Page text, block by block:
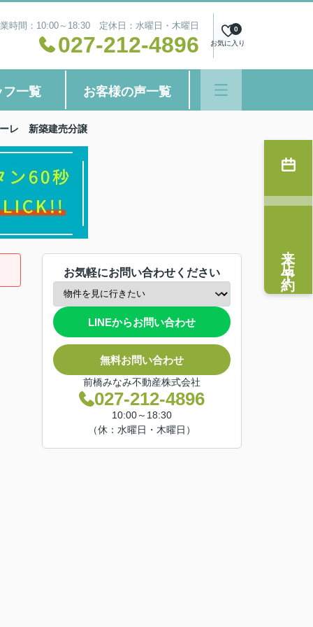
時間：10:00～18:30 定休日：水曜日・木曜日
027-212-4896 お気に入り
0
フ一覧 お客様の声一覧
レ 新築建売分譲
お気軽にお問い合わせください
LINEからお問い合わせ
無料お問い合わせ
前橋みなみ不動産株式会社
027-212-4896
10:00～18:30
（休：水曜日・木曜日）
来店予約